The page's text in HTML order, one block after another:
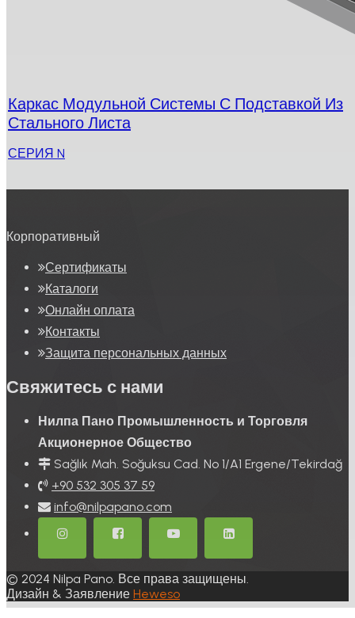
Каркас Модульной Системы С Подставкой Из
Стального Листа
СЕРИЯ N
Корпоративный
Сертификаты
Каталоги
Онлайн оплата
Контакты
Защита персональных данных
Свяжитесь с нами
Нилпа Пано Промышленность и Торговля
Акционерное Общество
Sağlık Mah. Soğuksu Cad. No 1/A1 Ergene/Tekirdağ
+9‎0 532 305 37 59
info@nilpapano.com
© 2024 Nilpa Pano. Все права защищены.
Дизайн & Заявление Heweso